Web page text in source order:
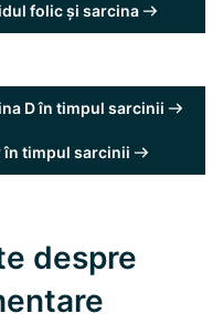
folic și sarcina
D în timpul sarcinii
în timpul sarcinii
despre